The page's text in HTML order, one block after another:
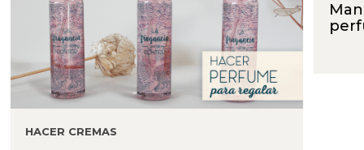
HACER CREMAS